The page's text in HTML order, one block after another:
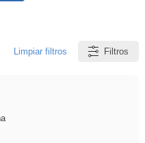
Limpiar filtros Filtros